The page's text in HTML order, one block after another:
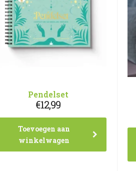
Pendelset
€12,99
Toevoegen aan
winkelwagen